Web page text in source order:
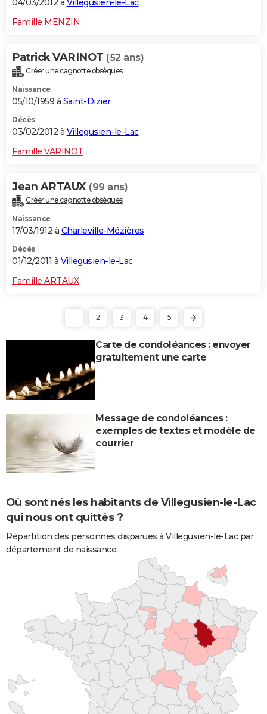
04/03/2012 à Villegusien-le-Lac
Famille MENZIN
Patrick VARINOT (52 ans)
Créer une cagnotte obsèques
Naissance
05/10/1959 à Saint-Dizier
Décès
03/02/2012 à Villegusien-le-Lac
Famille VARINOT
Jean ARTAUX (99 ans)
Créer une cagnotte obsèques
Naissance
17/03/1912 à Charleville-Mézières
Décès
01/12/2011 à Villegusien-le-Lac
Famille ARTAUX
1 2 3 4 5
Carte de condoléances : envoyer
gratuitement une carte
Message de condoléances :
exemples de textes et modèle de
courrier
Où sont nés les habitants de Villegusien-le-Lac
qui nous ont quittés ?
Répartition des personnes disparues à Villegusien-le-Lac par
département de naissance.